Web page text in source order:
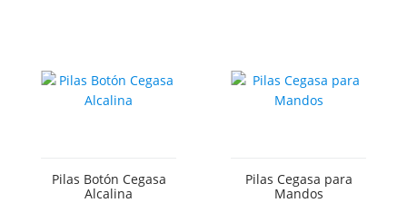
Pilas Botón Cegasa
Alcalina
Pilas Cegasa para
Mandos